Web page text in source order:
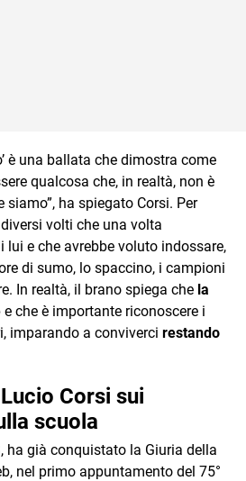
è una ballata che dimostra come
qualcosa che, in realtà, non è
ha spiegato Corsi. Per
volti che una volta
e che avrebbe voluto indossare,
di sumo, lo spaccino, i campioni
In realtà, il brano spiega che la
e che è importante riconoscere i
imparando a conviverci restando
Corsi sui
scuola
ha già conquistato la Giuria della
nel primo appuntamento del 75°